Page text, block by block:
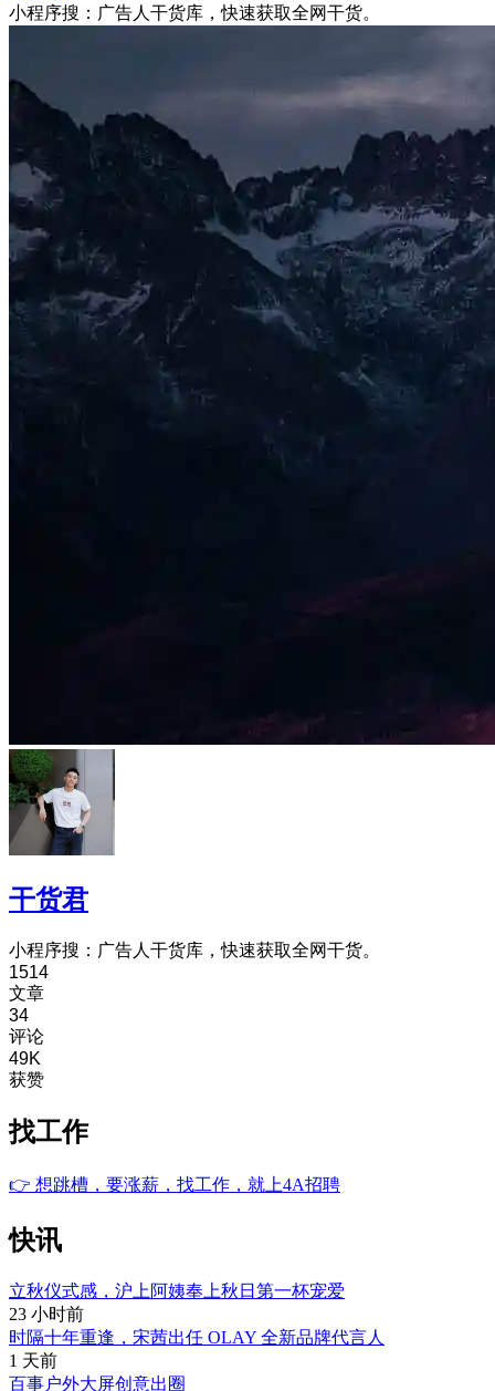
小程序搜：广告人干货库，快速获取全网干货。
干货君
小程序搜：广告人干货库，快速获取全网干货。
1514
文章
34
评论
49K
获赞
找工作
👉 想跳槽，要涨薪，找工作，就上4A招聘
快讯
立秋仪式感，沪上阿姨奉上秋日第一杯宠爱
23 小时前
时隔十年重逢，宋茜出任 OLAY 全新品牌代言人
1 天前
百事户外大屏创意出圈